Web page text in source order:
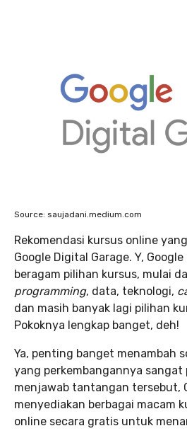
Source: saujadani.medium.com
Rekomendasi kursus online
Google Digital Garage. Y,
beragam pilihan kursus, mulai
programming, data, teknologi,
dan masih banyak lagi pilihan
Pokoknya lengkap banget, deh!
Ya, penting banget menambah
yang perkembangannya sangat
menjawab tantangan tersebut,
menyediakan berbagai macam
online secara gratis untuk